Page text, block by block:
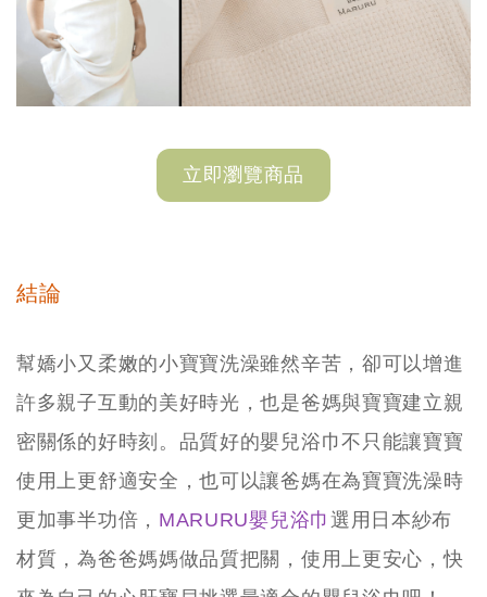
立即瀏覽商品
結論
幫嬌小又柔嫩的小寶寶洗澡雖然辛苦，卻可以增進
許多親子互動的美好時光，也是爸媽與寶寶建立親
密關係的好時刻。品質好的嬰兒浴巾不只能讓寶寶
使用上更舒適安全，也可以讓爸媽在為寶寶洗澡時
更加事半功倍， MARURU嬰兒浴巾 選用日本紗布
材質，為爸爸媽媽做品質把關，使用上更安心，快